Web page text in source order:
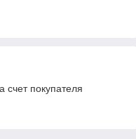
счет покупателя